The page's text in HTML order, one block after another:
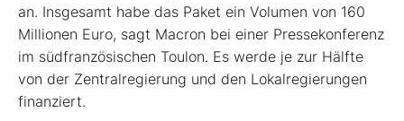
an. Insgesamt habe das Paket ein Volumen von 160
Millionen Euro, sagt Macron bei einer Pressekonferenz
im südfranzösischen Toulon. Es werde je zur Hälfte
von der Zentralregierung und den Lokalregierungen
finanziert.